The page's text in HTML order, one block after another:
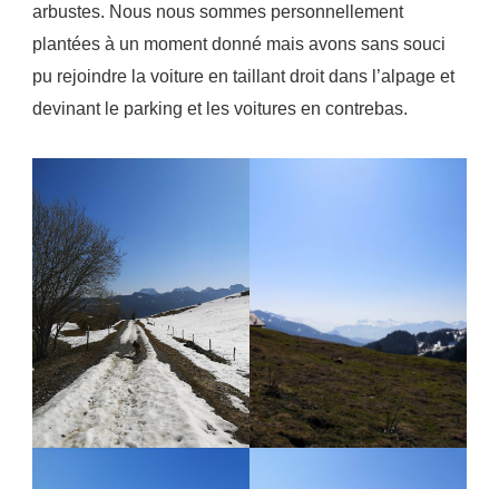
arbustes. Nous nous sommes personnellement
plantées à un moment donné mais avons sans souci
pu rejoindre la voiture en taillant droit dans l’alpage et
devinant le parking et les voitures en contrebas.